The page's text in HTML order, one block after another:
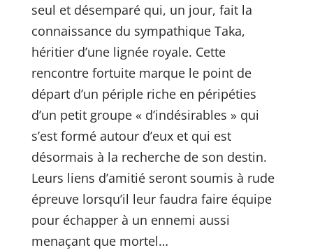
seul et désemparé qui, un jour, fait la
connaissance du sympathique Taka,
héritier d’une lignée royale. Cette
rencontre fortuite marque le point de
départ d’un périple riche en péripéties
d’un petit groupe « d’indésirables » qui
s’est formé autour d’eux et qui est
désormais à la recherche de son destin.
Leurs liens d’amitié seront soumis à rude
épreuve lorsqu’il leur faudra faire équipe
pour échapper à un ennemi aussi
menaçant que mortel…